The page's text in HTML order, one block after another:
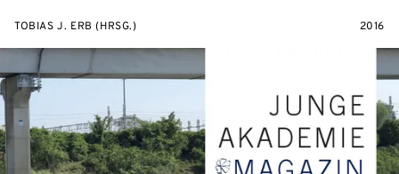
TOBIAS J. ERB (HRSG.) 2016